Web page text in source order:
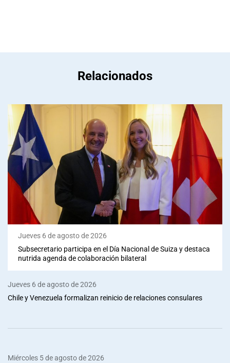
Relacionados
Jueves 6 de agosto de 2026
Subsecretario participa en el Día Nacional de Suiza y destaca
nutrida agenda de colaboración bilateral
Jueves 6 de agosto de 2026
Chile y Venezuela formalizan reinicio de relaciones consulares
Miércoles 5 de agosto de 2026